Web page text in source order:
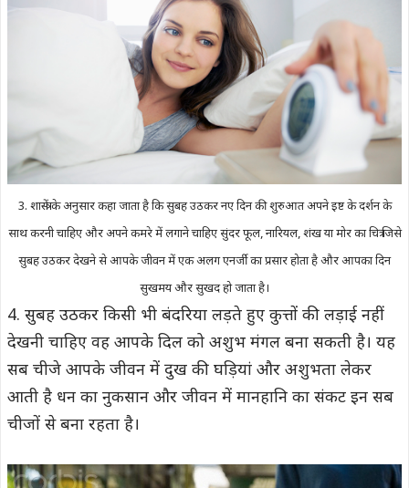
3. शास्त्रों के अनुसार कहा जाता है कि सुबह उठकर नए दिन की शुरुआत अपने इष्ट के दर्शन के
साथ करनी चाहिए और अपने कमरे में लगाने चाहिए सुंदर फूल, नारियल, शंख या मोर का चित्र जिसे
सुबह उठकर देखने से आपके जीवन में एक अलग एनर्जी का प्रसार होता है और आपका दिन
सुखमय और सुखद हो जाता है।
4. सुबह उठकर किसी भी बंदरिया लड़ते हुए कुत्तों की लड़ाई नहीं
देखनी चाहिए वह आपके दिल को अशुभ मंगल बना सकती है। यह
सब चीजे आपके जीवन में दुख की घड़ियां और अशुभता लेकर
आती है धन का नुकसान और जीवन में मानहानि का संकट इन सब
चीजों से बना रहता है।